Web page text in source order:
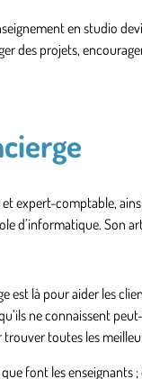
en studio
des projets,
expert-comptable,
d’informatique. Son
est là pour aider les
ne connaissent
toutes les
que font les